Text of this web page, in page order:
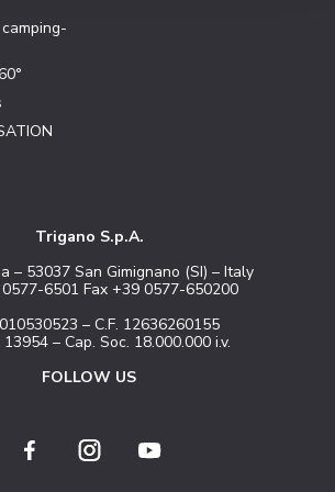
Trigano S.p.A.
– 53037 San Gimignano (SI) – Italy
6501 Fax +39 0577-650200
– C.F. 12636260155
13954 – Cap. Soc. 18.000.000 i.v.
FOLLOW US